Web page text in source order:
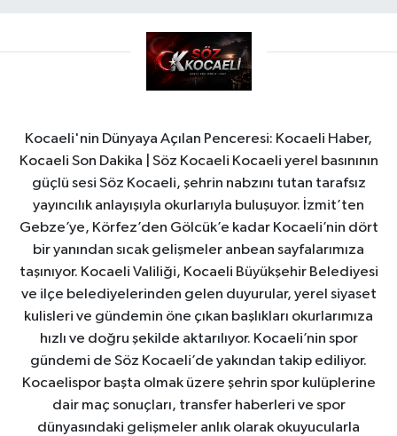
Kocaeli'nin Dünyaya Açılan Penceresi: Kocaeli Haber,
Kocaeli Son Dakika | Söz Kocaeli Kocaeli yerel basınının
güçlü sesi Söz Kocaeli, şehrin nabzını tutan tarafsız
yayıncılık anlayışıyla okurlarıyla buluşuyor. İzmit’ten
Gebze’ye, Körfez’den Gölcük’e kadar Kocaeli’nin dört
bir yanından sıcak gelişmeler anbean sayfalarımıza
taşınıyor. Kocaeli Valiliği, Kocaeli Büyükşehir Belediyesi
ve ilçe belediyelerinden gelen duyurular, yerel siyaset
kulisleri ve gündemin öne çıkan başlıkları okurlarımıza
hızlı ve doğru şekilde aktarılıyor. Kocaeli’nin spor
gündemi de Söz Kocaeli’de yakından takip ediliyor.
Kocaelispor başta olmak üzere şehrin spor kulüplerine
dair maç sonuçları, transfer haberleri ve spor
dünyasındaki gelişmeler anlık olarak okuyucularla